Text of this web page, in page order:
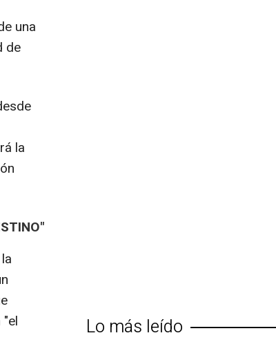
una
de
la
Lo más leído